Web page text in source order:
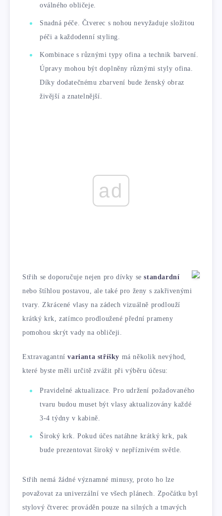
oválného obličeje.
Snadná péče. Čtverec s nohou nevyžaduje složitou
péči a každodenní styling.
Kombinace s různými typy ofina a technik barvení.
Úpravy mohou být doplněny různými styly ofina.
Díky dodatečnému zbarvení bude ženský obraz
živější a znatelnější.
ad
Střih se doporučuje nejen pro dívky sestandardní
nebo štíhlou postavou, ale také pro ženy s zakřivenými
tvary. Zkrácené vlasy na zádech vizuálně prodlouží
krátký krk, zatímco prodloužené přední prameny
pomohou skrýt vady na obličeji.
Extravagantnívarianta stříšky má několik nevýhod,
které byste měli určitě zvážit při výběru účesu:
Pravidelné aktualizace. Pro udržení požadovaného
tvaru budou muset být vlasy aktualizovány každé
3-4 týdny v kabině.
Široký krk. Pokud účes natáhne krátký krk, pak
bude prezentovat široký v nepříznivém světle.
Střih nemá žádné významné minusy, proto ho lze
považovat za univerzální ve všech plánech. Zpočátku byl
stylový čtverec prováděn pouze na silných a tmavých